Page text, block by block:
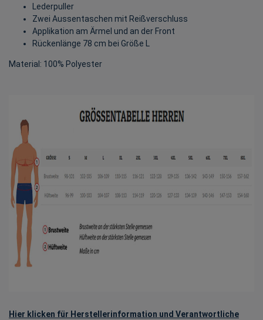
Lederpuller
Zwei Aussentaschen mit Reißverschluss
Applikation am Ärmel und an der Front
Rückenlänge 78 cm bei Größe L
Material: 100% Polyester
Hier klicken für Herstellerinformation und Verantwortliche